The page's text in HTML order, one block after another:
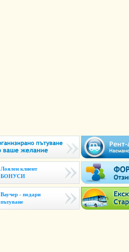
Лоялен клиент
БОНУСИ
Ваучер - подари
пътуване